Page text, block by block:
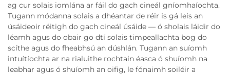
ag cur solais iomlána ar fáil do gach cineál gníomhaíochta.
Tugann módanna solais a dhéantar de réir is gá leis an
úsáideoir réitigh do gach cineál úsáide — ó sholais láidir do
léamh agus do obair go dtí solais timpeallachta bog do
scíthe agus do fheabhsú an dúshlán. Tugann an suíomh
intuítíochta ar na rialuithe rochtain éasca ó shuíomh na
leabhar agus ó shuíomh an oifig, le fónaimh soiléir a